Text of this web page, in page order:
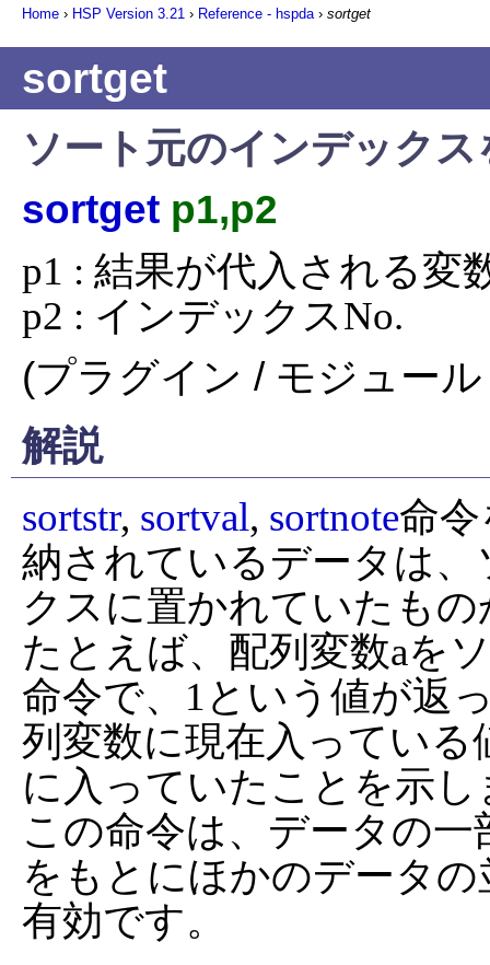
Home › HSP Version 3.21 › Reference - hspda› sortget
sortget
ソート元のインデックス
sortget p1,p2
p1 : 結果が代入される変
p2 : インデックスNo.
(プラグイン / モジュー
解説
sortstr, sortval, sortnote命
納されているデータは
クスに置かれていたも
たとえば、配列変数aを
命令で、1という値が返
列変数に現在入っている
に入っていたことを示し
この命令は、データの
をもとにほかのデータ
有効です。